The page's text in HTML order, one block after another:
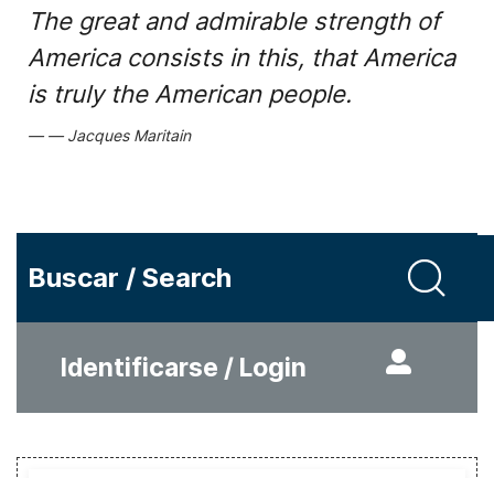
The great and admirable strength of
America consists in this, that America
is truly the American people.
Jacques Maritain
Buscar / Search
Identificarse / Login